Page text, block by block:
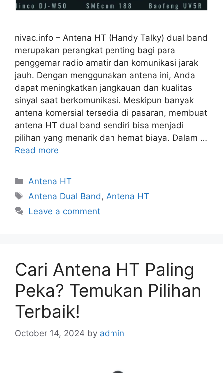
nivac.info – Antena HT (Handy Talky) dual band
merupakan perangkat penting bagi para
penggemar radio amatir dan komunikasi jarak
jauh. Dengan menggunakan antena ini, Anda
dapat meningkatkan jangkauan dan kualitas
sinyal saat berkomunikasi. Meskipun banyak
antena komersial tersedia di pasaran, membuat
antena HT dual band sendiri bisa menjadi
pilihan yang menarik dan hemat biaya. Dalam …
Read more
Categories
Antena HT
Tags
Antena Dual Band , Antena HT
Leave a comment
Cari Antena HT Paling
Peka? Temukan Pilihan
Terbaik!
October 14, 2024 by admin